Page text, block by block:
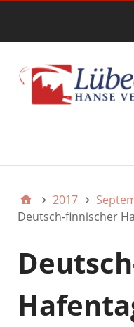
2017
Deutsch-finnischer